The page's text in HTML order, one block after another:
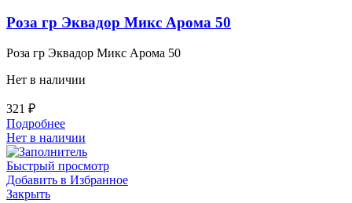
Роза гр Эквадор Микс Арома 50
Роза гр Эквадор Микс Арома 50
Нет в наличии
321 ₽
Подробнее
Нет в наличии
Быстрый просмотр
Добавить в Избранное
Закрыть